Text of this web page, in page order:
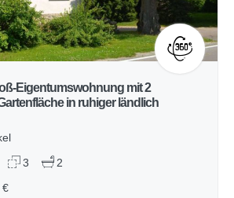
Eigentumswohnung mit 2
in ruhiger ländlich
3
2
€